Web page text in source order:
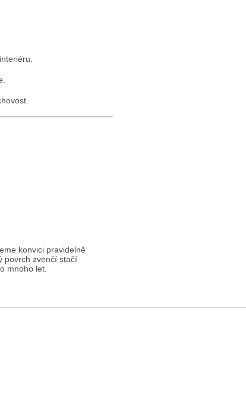
konvici pravidelně
povrch zvenčí stačí
mnoho let.